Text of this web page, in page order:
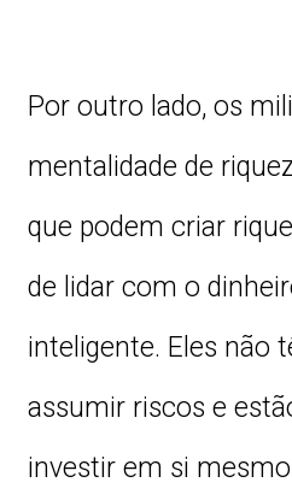
Por outro lado, os
mentalidade de
que podem criar
de lidar com o
inteligente. Eles não
assumir riscos e
investir em si